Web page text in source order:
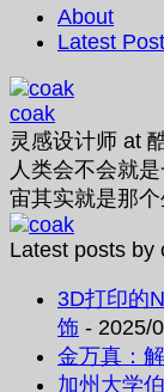
About
Latest
coak
灵感设计师 at
人类会不会就
宙其实就是那个
Latest posts by
3D打印的
饰 - 2025/
金万真：
加州大学